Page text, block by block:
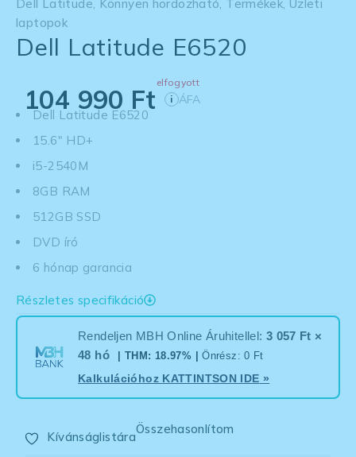
Dell Latitude Könnyen hordozható Termékek Üzleti
laptopok
Dell Latitude E6520
elfogyott
104 990 Ft i ÁFA
Dell Latitude E6520
15.6" HD+
i5-2540M
8GB RAM
512GB SSD
DVD író
6 hónap garancia
Részletes specifikáció
Rendeljen MBH Online Áruhitellel: 3 057 Ft ×
48 hó
| THM: 18.97% |Önrész: 0 Ft
Kalkulációhoz KATTINTSON IDE »
Kívánságlistára
Összehasonlítom